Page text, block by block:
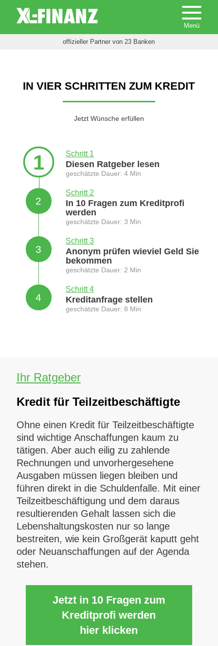
offizieller Partner von 23 Banken
IN VIER SCHRITTEN ZUM KREDIT
Jetzt Wünsche erfüllen
1 Schritt 1
Diesen Ratgeber lesen
geschätzte Dauer: 4 Min
2
Schritt 2
In 10 Fragen zum Kreditprofi
werden
geschätzte Dauer: 3 Min
3
Schritt 3
Anonym prüfen wieviel Geld Sie
bekommen
geschätzte Dauer: 2 Min
4
Schritt 4
Kreditanfrage stellen
geschätzte Dauer: 8 Min
Ihr Ratgeber
Kredit für Teilzeitbeschäftigte
Ohne einen Kredit für Teilzeitbeschäftigte
sind wichtige Anschaffungen kaum zu
tätigen. Aber auch eilig zu zahlende
Rechnungen und unvorhergesehene
Ausgaben müssen liegen bleiben und
führen direkt in die Schuldenfalle. Mit einer
Teilzeitbeschäftigung und dem daraus
resultierenden Gehalt lassen sich die
Lebenshaltungskosten nur so lange
bestreiten, wie kein Großgerät kaputt geht
oder Neuanschaffungen auf der Agenda
stehen.
Jetzt in 10 Fragen zum
Kreditprofi werden
hier klicken